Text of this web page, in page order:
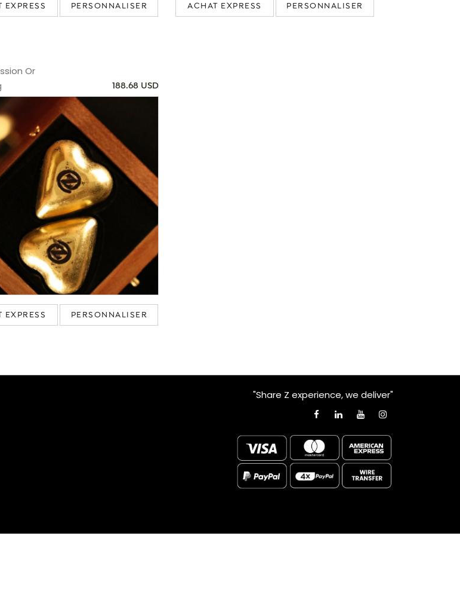
EXPRESS PERSONNALISER ACHAT EXPRESS PERSONNALISER
Or
188.68 USD
EXPRESS PERSONNALISER
"Share Z experience, we deliver"